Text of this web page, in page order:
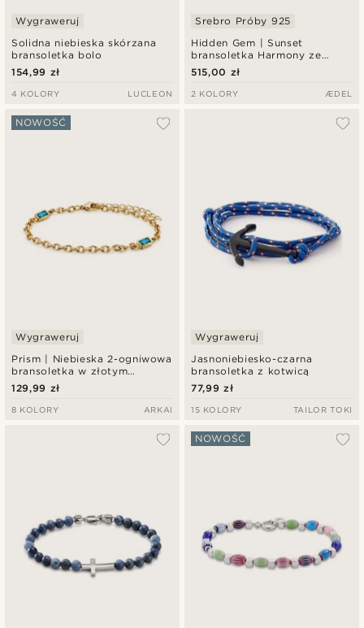
Solidna niebieska skórzana
bransoletka bolo
Wygraweruj
154,99 zł
4 KOLORY LUCLEON
Hidden Gem | Sunset
bransoletka Harmony ze
srebra próby 925
Srebro Próby 925
515,00 zł
2 KOLORY ÆDEL
Prism | Niebieska 2-ogniwowa
bransoletka w złotym
odcieniu z kryształowego
szkła
NOWOŚĆ
Wygraweruj
129,99 zł
8 KOLORY ARKAI
Jasnoniebiesko-czarna
bransoletka z kotwicą
Wygraweruj
77,99 zł
15 KOLORY TAILOR TOKI
NOWOŚĆ